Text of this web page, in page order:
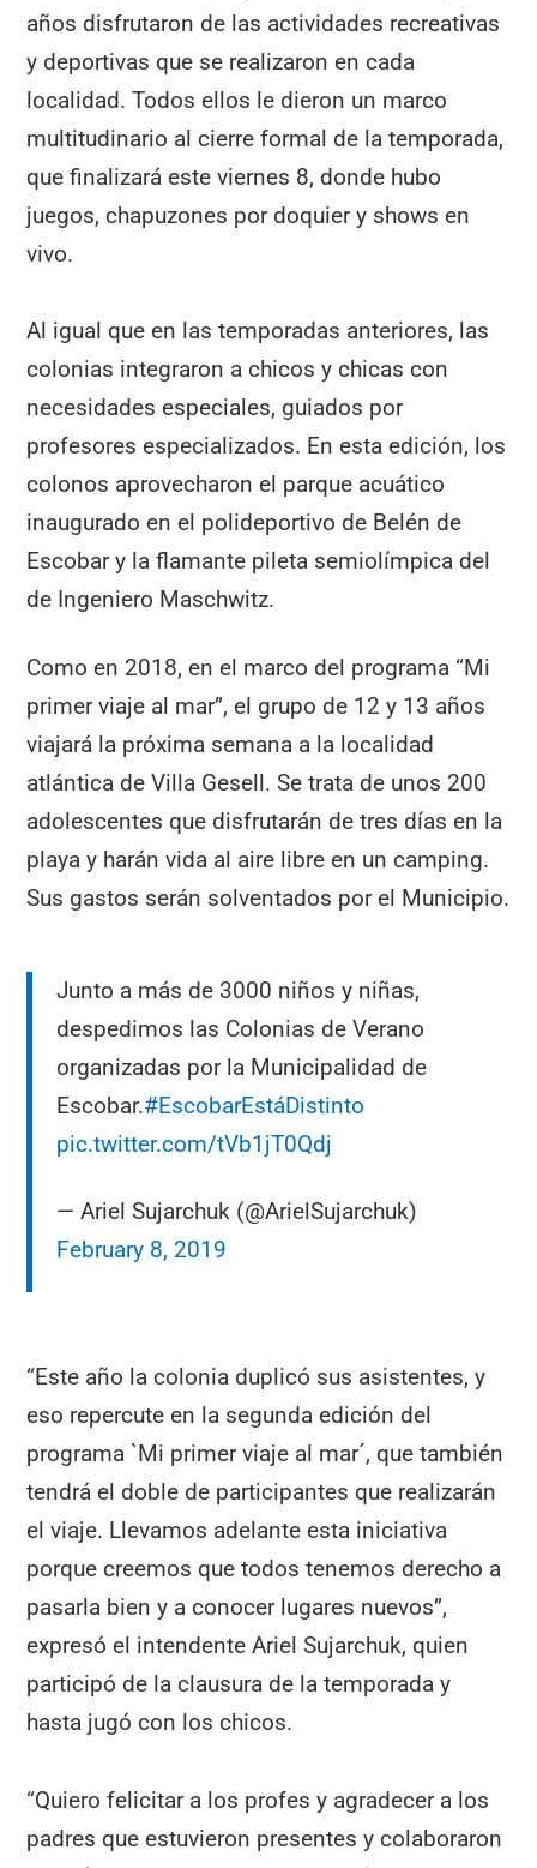
años disfrutaron de las actividades recreativas
y deportivas que se realizaron en cada
localidad. Todos ellos le dieron un marco
multitudinario al cierre formal de la temporada,
que finalizará este viernes 8, donde hubo
juegos, chapuzones por doquier y shows en
vivo.
Al igual que en las temporadas anteriores, las
colonias integraron a chicos y chicas con
necesidades especiales, guiados por
profesores especializados. En esta edición, los
colonos aprovecharon el parque acuático
inaugurado en el polideportivo de Belén de
Escobar y la flamante pileta semiolímpica del
de Ingeniero Maschwitz.
Como en 2018, en el marco del programa “Mi
primer viaje al mar”, el grupo de 12 y 13 años
viajará la próxima semana a la localidad
atlántica de Villa Gesell. Se trata de unos 200
adolescentes que disfrutarán de tres días en la
playa y harán vida al aire libre en un camping.
Sus gastos serán solventados por el Municipio.
Junto a más de 3000 niños y niñas,
despedimos las Colonias de Verano
organizadas por la Municipalidad de
Escobar.#EscobarEstáDistinto
pic.twitter.com/tVb1jT0Qdj
— Ariel Sujarchuk (@ArielSujarchuk)
February 8, 2019
“Este año la colonia duplicó sus asistentes, y
eso repercute en la segunda edición del
programa `Mi primer viaje al mar´, que también
tendrá el doble de participantes que realizarán
el viaje. Llevamos adelante esta iniciativa
porque creemos que todos tenemos derecho a
pasarla bien y a conocer lugares nuevos”,
expresó el intendente Ariel Sujarchuk, quien
participó de la clausura de la temporada y
hasta jugó con los chicos.
“Quiero felicitar a los profes y agradecer a los
padres que estuvieron presentes y colaboraron